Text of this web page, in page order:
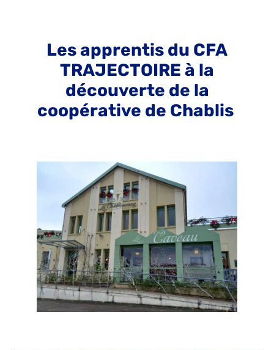
Les apprentis du CFA
TRAJECTOIRE à la
découverte de la
coopérative de Chablis